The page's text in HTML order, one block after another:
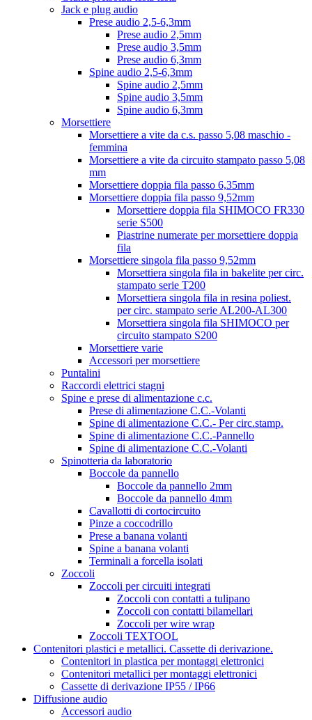
Jack e plug audio
Prese audio 2,5-6,3mm
Prese audio 2,5mm
Prese audio 3,5mm
Prese audio 6,3mm
Spine audio 2,5-6,3mm
Spine audio 2,5mm
Spine audio 3,5mm
Spine audio 6,3mm
Morsettiere
Morsettiere a vite da c.s. passo 5,08 maschio -
femmina
Morsettiere a vite da circuito stampato passo 5,08
mm
Morsettiere doppia fila passo 6,35mm
Morsettiere doppia fila passo 9,52mm
Morsettiere doppia fila SHIMOCO FR330
serie S500
Piastrine numerate per morsettiere doppia
fila
Morsettiere singola fila passo 9,52mm
Morsettiera singola fila in bakelite per circ.
stampato serie T200
Morsettiera singola fila in resina poliest.
per circ. stampato serie AL200-AL300
Morsettiera singola fila SHIMOCO per
circuito stampato S200
Morsettiere varie
Accessori per morsettiere
Puntalini
Raccordi elettrici stagni
Spine e prese di alimentazione c.c.
Prese di alimentazione C.C.-Volanti
Spine di alimentazione C.C.- Per circ.stamp.
Spine di alimentazione C.C.-Pannello
Spine di alimentazione C.C.-Volanti
Spinotteria da laboratorio
Boccole da pannello
Boccole da pannello 2mm
Boccole da pannello 4mm
Cavallotti di cortocircuito
Pinze a coccodrillo
Prese a banana volanti
Spine a banana volanti
Terminali a forcella isolati
Zoccoli
Zoccoli per circuiti integrati
Zoccoli con contatti a tulipano
Zoccoli con contatti bilamellari
Zoccoli per wire wrap
Zoccoli TEXTOOL
Contenitori plastici e metallici. Cassette di derivazione.
Contenitori in plastica per montaggi elettronici
Contenitori metallici per montaggi elettronici
Cassette di derivazione IP55 / IP66
Diffusione audio
Accessori audio